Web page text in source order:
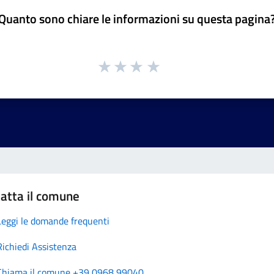
sono chiare le informazioni su questa
il comune
le domande frequenti
Assistenza